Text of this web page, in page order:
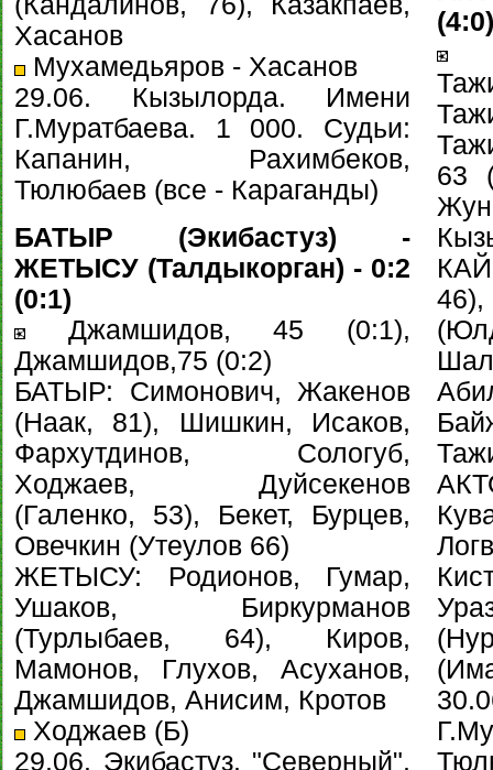
Хасанов
Мухамедьяров - Хасанов
29.06. Кызылорда. Имени
Г.Муратбаева. 1 000. Судьи:
Капанин, Рахимбеков,
Тюлюбаев (все - Караганды)
БАТЫР (Экибастуз) -
ЖЕТЫСУ (Талдыкорган) - 0:2
(0:1)
Джамшидов, 45 (0:1),
Джамшидов,75 (0:2)
БАТЫР: Симонович, Жакенов
(Наак, 81), Шишкин, Исаков,
Фархутдинов, Сологуб,
Ходжаев, Дуйсекенов
(Галенко, 53), Бекет, Бурцев,
Овечкин (Утеулов 66)
ЖЕТЫСУ: Родионов, Гумар,
Ушаков, Биркурманов
(Турлыбаев, 64), Киров,
Мамонов, Глухов, Асуханов,
Джамшидов, Анисим, Кротов
Ходжаев (Б)
29.06. Экибастуз. "Северный".
(4:0)
63
46),